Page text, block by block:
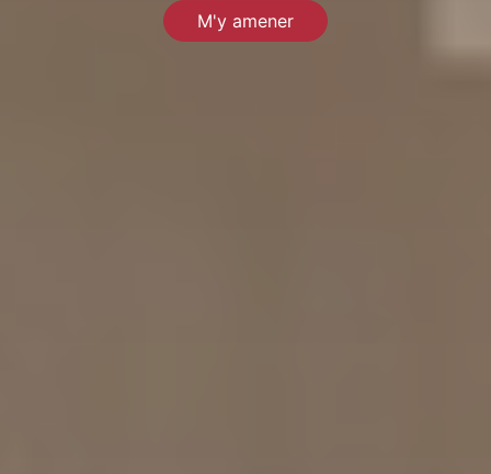
M'y amener